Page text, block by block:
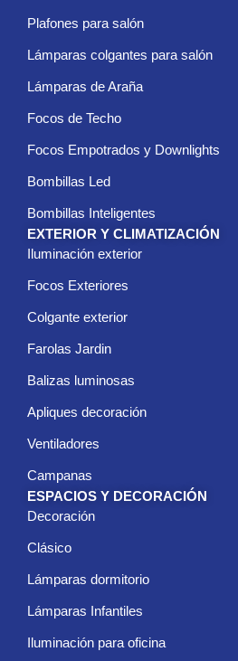
óPlafones para salón
Lámparas colgantes para salón
Lámparas de Araña
Focos de Techo
Focos Empotrados y Downlights
Bombillas Led
Bombillas Inteligentes
EXTERIOR Y CLIMATIZACIÓN
Iluminación exterior
Focos Exteriores
Colgante exterior
Farolas Jardin
Balizas luminosas
Apliques decoración
Ventiladores
Campanas
ESPACIOS Y DECORACIÓN
Decoración
Clásico
Lámparas dormitorio
Lámparas Infantiles
Iluminación para oficina